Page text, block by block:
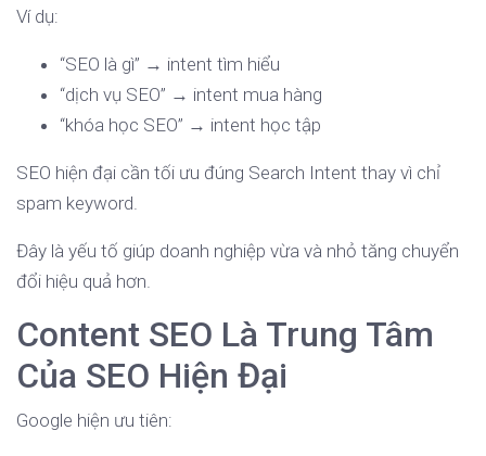
Ví dụ:
“SEO là gì” → intent tìm hiểu
“dịch vụ SEO” → intent mua hàng
“khóa học SEO” → intent học tập
SEO hiện đại cần tối ưu đúng Search Intent thay vì chỉ
spam keyword.
Đây là yếu tố giúp doanh nghiệp vừa và nhỏ tăng chuyển
đổi hiệu quả hơn.
Content SEO Là Trung Tâm
Của SEO Hiện Đại
Google hiện ưu tiên: